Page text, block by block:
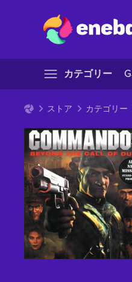
カテゴリー
ストア カテゴリー